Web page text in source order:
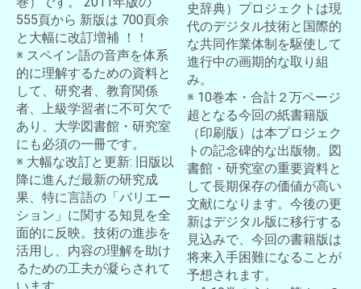
555頁から 新版は 700頁余
と大幅に改訂増補 ！！
※ スペイン語の音声を体系
的に理解するための資料と
して、研究者、教育関係
者、上級学習者に不可欠で
あり、大学図書館・研究室
にも必須の一冊です。
※ 大幅な改訂と更新: 旧版以
降に進んだ最新の研究成
果、特に言語の「バリエー
ション」に関する知見を全
面的に反映。技術の進歩を
活用し、内容の理解を助け
るための工夫が凝らされて
います。
史辞典）プロジェクトは現
代のデジタル技術と国際的
な共同作業体制を駆使して
進行中の画期的な取り組
み。
※ 10巻本・合計２万ページ
超となる今回の紙書籍版
（印刷版）は本プロジェク
トの記念碑的な出版物。図
書館・研究室の重要資料と
して長期保存の価値が高い
文献になります。今後の更
新はデジタル版に移行する
見込みで、今回の書籍版は
将来入手困難になることが
予想されます。